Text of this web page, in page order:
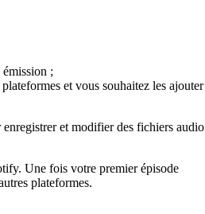
;
et vous souhaitez les ajouter
et modifier des fichiers audio
Une fois votre premier épisode
plateformes.